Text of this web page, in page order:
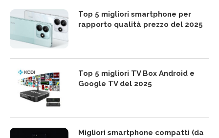
Top 5 migliori smartphone per
rapporto qualità prezzo del 2025
Top 5 migliori TV Box Android e
Google TV del 2025
Migliori smartphone compatti (da